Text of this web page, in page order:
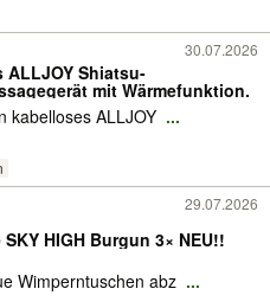
30.07.2026
ALLJOY Shiatsu-
mit Wärmefunktion.
kabelloses ALLJOY ...
29.07.2026
HIGH Burgun 3× NEU!!
Wimperntuschen abz ...